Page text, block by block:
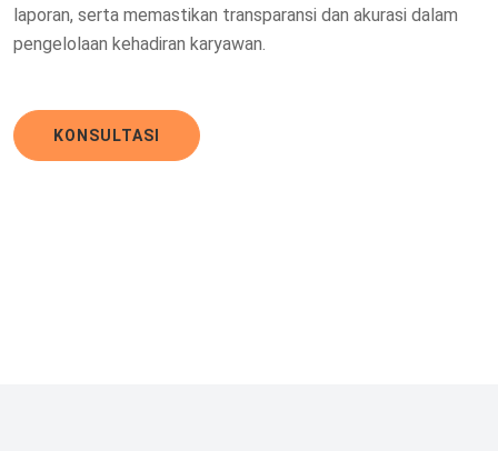
laporan, serta memastikan transparansi dan akurasi dalam
pengelolaan kehadiran karyawan.
KONSULTASI